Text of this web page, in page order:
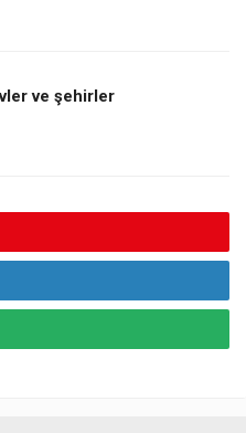
ve şehirler